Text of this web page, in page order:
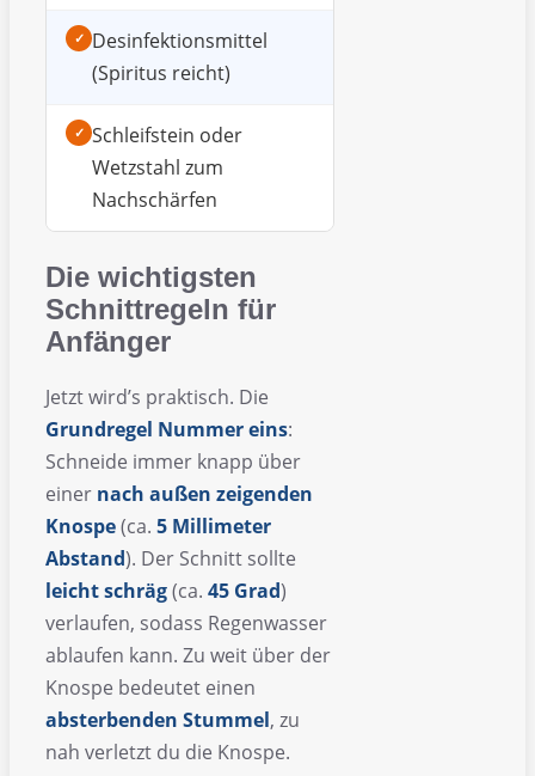
✓ Desinfektionsmittel
(Spiritus reicht)
✓ Schleifstein oder
Wetzstahl zum
Nachschärfen
Die wichtigsten
Schnittregeln für
Anfänger
Jetzt wird’s praktisch. Die
Grundregel Nummer eins:
Schneide immer knapp über
einer nach außen zeigenden
Knospe(ca. 5 Millimeter
Abstand). Der Schnitt sollte
leicht schräg(ca. 45 Grad)
verlaufen, sodass Regenwasser
ablaufen kann. Zu weit über der
Knospe bedeutet einen
absterbenden Stummel, zu
nah verletzt du die Knospe.